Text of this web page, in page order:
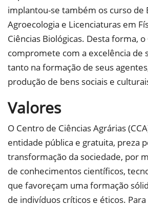
implantou-se também os curso de
Agroecologia e Licenciaturas em
Ciências Biológicas. Desta forma, o
compromete com a excelência de
tanto na formação de seus
produção de bens sociais e
Valores
O Centro de Ciências Agrárias
entidade pública e gratuita, preza
transformação da sociedade, por
de conhecimentos científicos,
que favoreçam uma formação
de indivíduos críticos e éticos.